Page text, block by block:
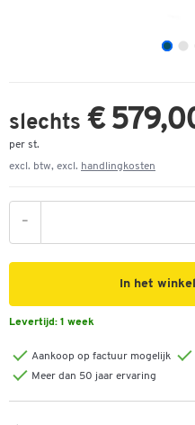
slechts €
per st.
excl. btw, excl. handlingkosten
-
In het
Levertijd: 1 week
Aankoop op factuur mogelijk
Meer dan 50 jaar ervaring